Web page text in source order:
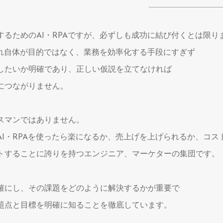
るためのAI・RPAですが、必ずしも成功に結び付くとは限り
自体が目的ではなく、業務を効率化する手段にすぎず
たいか明確であり、正しい仮説を立てなければ
つながりません。
マンではありません。
・RPAを使ったら楽になるか、売上げを上げられるか、コス
することに誇りを持つエンジニア、マーケターの集団です。
にし、その課題をどのように解決するかが重要で
点と目標を明確に知ることを徹底しています。